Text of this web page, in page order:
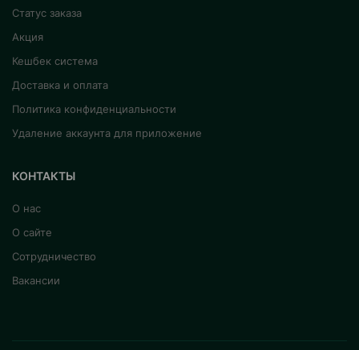
Статус заказа
Акция
Кешбек система
Доставка и оплата
Политика конфиденциальности
Удаление аккаунта для приложение
КОНТАКТЫ
О нас
О сайте
Сотрудничество
Вакансии